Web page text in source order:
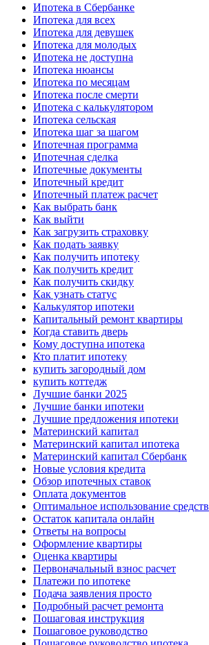
Ипотека в Сбербанке
Ипотека для всех
Ипотека для девушек
Ипотека для молодых
Ипотека не доступна
Ипотека нюансы
Ипотека по месяцам
Ипотека после смерти
Ипотека с калькулятором
Ипотека сельская
Ипотека шаг за шагом
Ипотечная программа
Ипотечная сделка
Ипотечные документы
Ипотечный кредит
Ипотечный платеж расчет
Как выбрать банк
Как выйти
Как загрузить страховку
Как подать заявку
Как получить ипотеку
Как получить кредит
Как получить скидку
Как узнать статус
Калькулятор ипотеки
Капитальный ремонт квартиры
Когда ставить дверь
Кому доступна ипотека
Кто платит ипотеку
купить загородный дом
купить коттедж
Лучшие банки 2025
Лучшие банки ипотеки
Лучшие предложения ипотеки
Материнский капитал
Материнский капитал ипотека
Материнский капитал Сбербанк
Новые условия кредита
Обзор ипотечных ставок
Оплата документов
Оптимальное использование средств
Остаток капитала онлайн
Ответы на вопросы
Оформление квартиры
Оценка квартиры
Первоначальный взнос расчет
Платежи по ипотеке
Подача заявления просто
Подробный расчет ремонта
Пошаговая инструкция
Пошаговое руководство